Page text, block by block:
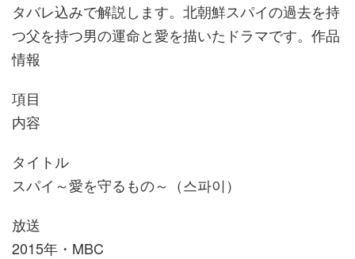
タバレ込みで解説します。北朝鮮スパイの過去を持
つ父を持つ男の運命と愛を描いたドラマです。作品
情報
項目
内容
タイトル
スパイ～愛を守るもの～（스파이）
放送
2015年・MBC